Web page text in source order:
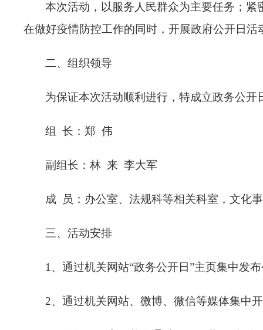
本次活动，以服务人民群众为主要任务； 紧
在做好疫情防控工作的同时，开展政府公开日
二、组织领导
为保证本次活动顺利进行，特成立政务公开
组 长： 郑 伟
副组长： 林 来 李大军
成 员：办公室、 法规科等相关科室，文化
三、活动安排
1、通过机关网站“政务公开日”主页集中发
2、通过机关网站、微博、微信等媒体集中